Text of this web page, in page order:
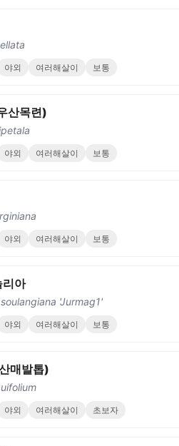
야외 여러해살이 보통
산목련)
야외 여러해살이 보통
야외 여러해살이 보통
리아
'Jurmag1'
야외 여러해살이 보통
매발톱)
야외 여러해살이 초보자